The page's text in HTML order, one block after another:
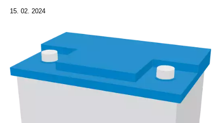
15. 02. 2024